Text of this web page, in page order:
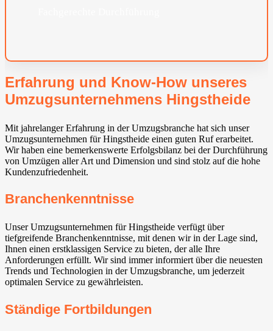
Erfahrung und Know-How unseres
Umzugsunternehmens Hingstheide
Mit jahrelanger Erfahrung in der Umzugsbranche hat sich unser
Umzugsunternehmen für Hingstheide einen guten Ruf erarbeitet.
Wir haben eine bemerkenswerte Erfolgsbilanz bei der Durchführung
von Umzügen aller Art und Dimension und sind stolz auf die hohe
Kundenzufriedenheit.
Branchenkenntnisse
Unser Umzugsunternehmen für Hingstheide verfügt über
tiefgreifende Branchenkenntnisse, mit denen wir in der Lage sind,
Ihnen einen erstklassigen Service zu bieten, der alle Ihre
Anforderungen erfüllt. Wir sind immer informiert über die neuesten
Trends und Technologien in der Umzugsbranche, um jederzeit
optimalen Service zu gewährleisten.
Ständige Fortbildungen